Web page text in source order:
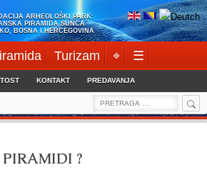
ARHEOLOŠKI PARK:
PIRAMIDA SUNCA
BOSNA I HERCEGOVINA
Turizam ⌖ ☰
KONTAKT PREDAVANJA
Search
for:
?